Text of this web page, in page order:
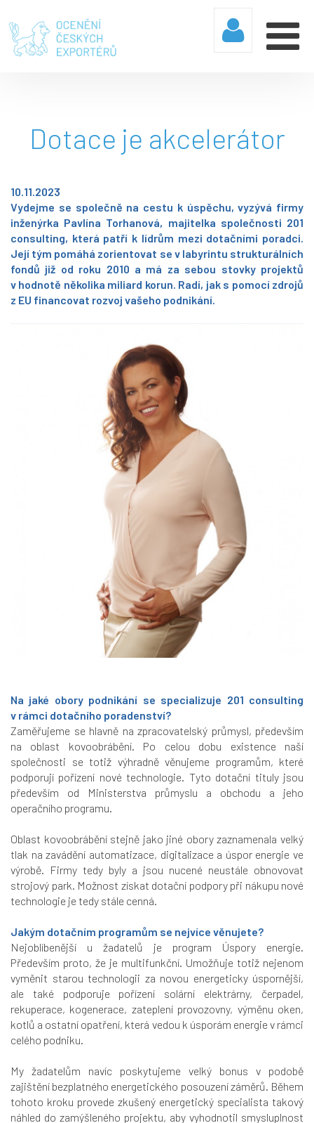
Dotace je akcelerátor
10.11.2023
Vydejme se společně na cestu k úspěchu, vyzývá firmy
inženýrka Pavlína Torhanová, majitelka společnosti 201
consulting, která patří k lídrům mezi dotačními poradci.
Její tým pomáhá zorientovat se v labyrintu strukturálních
fondů již od roku 2010 a má za sebou stovky projektů
v hodnotě několika miliard korun. Radí, jak s pomocí zdrojů
z EU financovat rozvoj vašeho podnikání.
Na jaké obory podnikání se specializuje 201 consulting
v rámci dotačního poradenství?
Zaměřujeme se hlavně na zpracovatelský průmysl, především
na oblast kovoobrábění. Po celou dobu existence naší
společnosti se totiž výhradně věnujeme programům, které
podporují pořízení nové technologie. Tyto dotační tituly jsou
především od Ministerstva průmyslu a obchodu a jeho
operačního programu.
Oblast kovoobrábění stejně jako jiné obory zaznamenala velký
tlak na zavádění automatizace, digitalizace a úspor energie ve
výrobě. Firmy tedy byly a jsou nucené neustále obnovovat
strojový park. Možnost získat dotační podpory při nákupu nové
technologie je tedy stále cenná.
Jakým dotačním programům se nejvíce věnujete?
Nejoblíbenější u žadatelů je program Úspory energie.
Především proto, že je multifunkční. Umožňuje totiž nejenom
vyměnit starou technologii za novou energeticky úspornější,
ale také podporuje pořízení solární elektrárny, čerpadel,
rekuperace, kogenerace, zateplení provozovny, výměnu oken,
kotlů a ostatní opatření, která vedou k úsporám energie v rámci
celého podniku.
My žadatelům navíc poskytujeme velký bonus v podobě
zajištění bezplatného energetického posouzení záměrů. Během
tohoto kroku provede zkušený energetický specialista takový
náhled do zamýšleného projektu, aby vyhodnotil smysluplnost